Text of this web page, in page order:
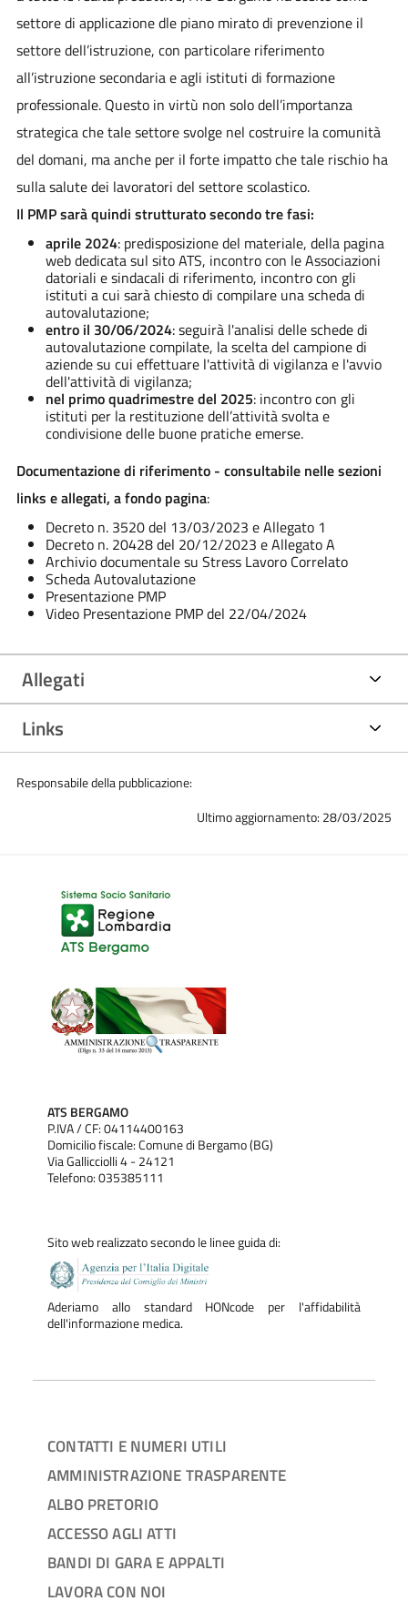
settore di applicazione dle piano mirato di prevenzione il
settore dell’istruzione, con particolare riferimento
all’istruzione secondaria e agli istituti di formazione
professionale. Questo in virtù non solo dell’importanza
strategica che tale settore svolge nel costruire la comunità
del domani, ma anche per il forte impatto che tale rischio ha
sulla salute dei lavoratori del settore scolastico.
Il PMP sarà quindi strutturato secondo tre fasi:
aprile 2024: predisposizione del materiale, della pagina
web dedicata sul sito ATS, incontro con le Associazioni
datoriali e sindacali di riferimento, incontro con gli
istituti a cui sarà chiesto di compilare una scheda di
autovalutazione;
entro il 30/06/2024: seguirà l'analisi delle schede di
autovalutazione compilate, la scelta del campione di
aziende su cui effettuare l'attività di vigilanza e l'avvio
dell'attività di vigilanza;
nel primo quadrimestre del 2025: incontro con gli
istituti per la restituzione dell’attività svolta e
condivisione delle buone pratiche emerse.
Documentazione di riferimento - consultabile nelle sezioni
links e allegati, a fondo pagina:
Decreto n. 3520 del 13/03/2023 e Allegato 1
Decreto n. 20428 del 20/12/2023 e Allegato A
Archivio documentale su Stress Lavoro Correlato
Scheda Autovalutazione
Presentazione PMP
Video Presentazione PMP del 22/04/2024
Allegati
Links
Responsabile della pubblicazione:
Ultimo aggiornamento: 28/03/2025
ATS BERGAMO
P.IVA / CF: 04114400163
Domicilio fiscale: Comune di Bergamo (BG)
Via Gallicciolli 4 - 24121
Telefono: 035385111
Sito web realizzato secondo le linee guida di:
Aderiamo allo standard HONcode per l'affidabilità
dell'informazione medica.
CONTATTI E NUMERI UTILI
AMMINISTRAZIONE TRASPARENTE
ALBO PRETORIO
ACCESSO AGLI ATTI
BANDI DI GARA E APPALTI
LAVORA CON NOI